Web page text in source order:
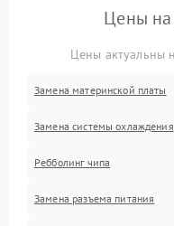
Цены на
Цены актуальны
Замена материнской платы
Замена системы охлаждения
Ребболинг чипа
Замена разъема питания